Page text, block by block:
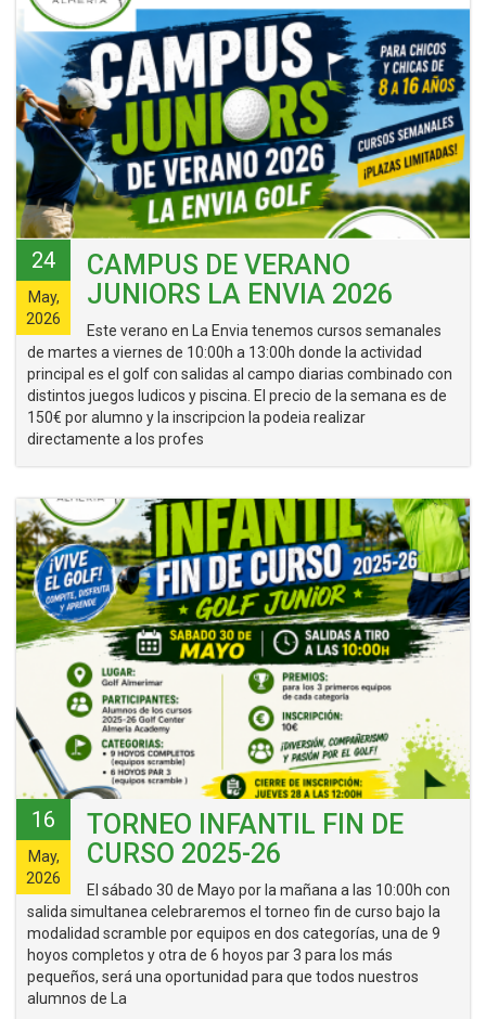
24
May,
2026
CAMPUS DE VERANO
JUNIORS LA ENVIA 2026
Este verano en La Envia tenemos cursos semanales
de martes a viernes de 10:00h a 13:00h donde la actividad
principal es el golf con salidas al campo diarias combinado con
distintos juegos ludicos y piscina. El precio de la semana es de
150€ por alumno y la inscripcion la podeia realizar
directamente a los profes
16
May,
2026
TORNEO INFANTIL FIN DE
CURSO 2025-26
El sábado 30 de Mayo por la mañana a las 10:00h con
salida simultanea celebraremos el torneo fin de curso bajo la
modalidad scramble por equipos en dos categorías, una de 9
hoyos completos y otra de 6 hoyos par 3 para los más
pequeños, será una oportunidad para que todos nuestros
alumnos de La